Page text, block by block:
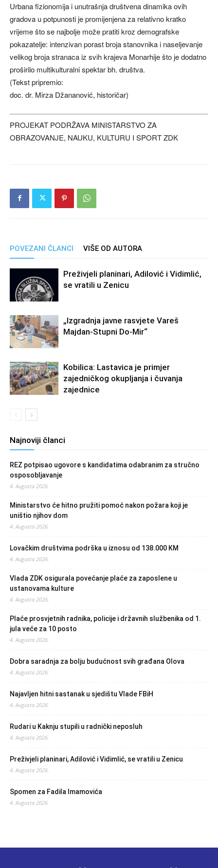
Urbana fizionomija i unutrašnja društvena dinamika ovih
gradova u potpunosti je promijenjena za relativno kratko
vrijeme što se najbolje može pratiti kroz demografske
pokazatelje: intenzivan porast broja stanovnika i naseljevanje
velikog broja stranaca iz svih krajeva Monarhije što je dodatno
proširilo multikulturalni spektar bh. društva.
(Tekst pripremio:
doc. dr. Mirza Džananović, historičar)
PROJEKAT PODRŽAVA MINISTARSTVO ZA
OBRAZOVANJE, NAUKU, KULTURU I SPORT ZDK
POVEZANI ČLANCI VIŠE OD AUTORA
Preživjeli planinari, Adilović i Vidimlić,
se vratili u Zenicu
„Izgradnja javne rasvjete Vareš
Majdan-Stupni Do-Mir“
Kobilica: Lastavica je primjer
zajedničkog okupljanja i čuvanja
zajednice
Najnoviji članci
REZ potpisao ugovore s kandidatima odabranim za stručno
osposobljavanje
4. Augusta 2026.
Ministarstvo će hitno pružiti pomoć nakon požara koji je
uništio njihov dom
4. Augusta 2026.
Lovačkim društvima podrška u iznosu od 138.000 KM
4. Augusta 2026.
Vlada ZDK osigurala povećanje plaće za zaposlene u
ustanovama kulture
4. Augusta 2026.
Plaće prosvjetnih radnika, policije i državnih službenika od 1.
jula veće za 10 posto
4. Augusta 2026.
Dobra saradnja za bolju budućnost svih građana Olova
4. Augusta 2026.
Najavljen hitni sastanak u sjedištu Vlade FBiH
4. Augusta 2026.
Rudari u Kaknju stupili u radnički neposluh
4. Augusta 2026.
Preživjeli planinari, Adilović i Vidimlić, se vratili u Zenicu
4. Augusta 2026.
Spomen za Fadila Imamovića
4. Augusta 2026.